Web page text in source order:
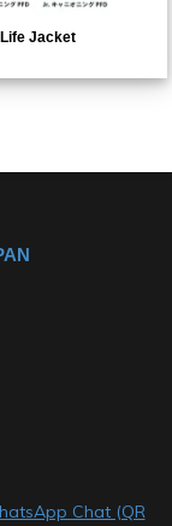
Life Jacket
Chat (QR